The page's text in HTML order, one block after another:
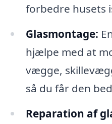
forbedre husets
Glasmontage:
hjælpe med at
vægge,
så du får den
Reparation af